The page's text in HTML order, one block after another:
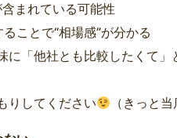
まれている可能性
ことで“相場感”が分かる
に「他社とも比較したくて
りしてください
（きっと